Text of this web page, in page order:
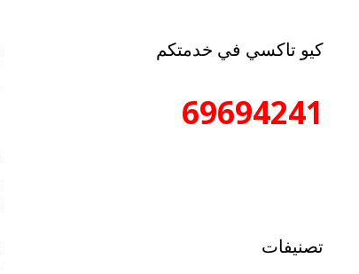
كيو تاكسي في خدمتكم
69694241
تصنيفات